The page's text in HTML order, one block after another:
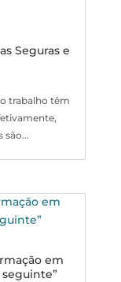
Seguras e
trabalho têm
são...
em